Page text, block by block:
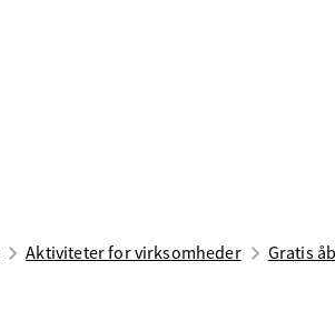
Aktiviteter for virksomheder Gratis